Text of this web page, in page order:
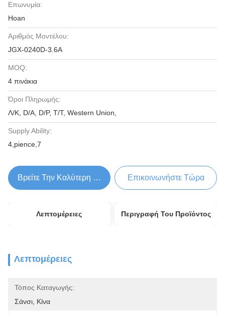
Επωνυμία:
Hoan
Αριθμός Μοντέλου:
JGX-0240D-3.6Α
MOQ:
4 πινάκια
Όροι Πληρωμής:
Λ/Κ, D/A, D/P, T/T, Western Union,
Supply Ability:
4,pience,7
Βρείτε Την Καλύτερη Τιμή Επικοινωνήστε Τώρα
Λεπτομέρειες Περιγραφή Του Προϊόντος
Λεπτομέρειες
Τόπος Καταγωγής:
Σάνσι, Κίνα